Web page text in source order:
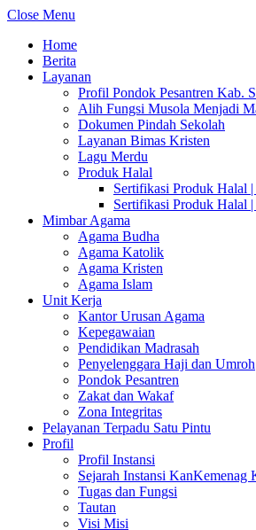
Close Menu
Home
Berita
Layanan
Profil Pondok Pesantren Kab.
Alih Fungsi Musola Menjadi
Dokumen Pindah Sekolah
Layanan Bimas Kristen
Lagu Merdu
Produk Halal
Sertifikasi Produk Halal
Sertifikasi Produk Halal
Mimbar Agama
Agama Budha
Agama Katolik
Agama Kristen
Agama Islam
Unit Kerja
Kantor Urusan Agama
Kepegawaian
Pendidikan Madrasah
Penyelenggara Haji dan Umroh
Pondok Pesantren
Zakat dan Wakaf
Zona Integritas
Pelayanan Terpadu Satu Pintu
Profil
Profil Instansi
Sejarah Instansi KanKemenag
Tugas dan Fungsi
Tautan
Visi Misi